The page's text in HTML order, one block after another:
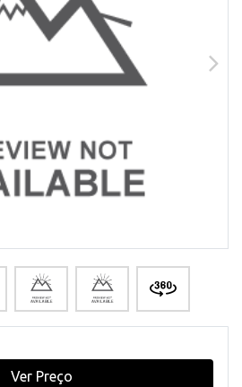
Ver Preço